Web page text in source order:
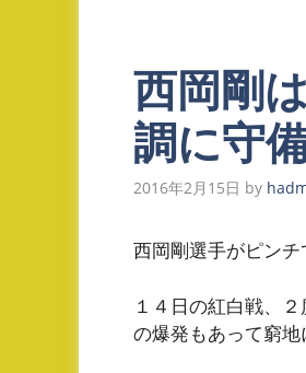
西岡剛
調に守
2016年2月15日 by
西岡剛選手がピンチ
１４日の紅白戦、
の爆発もあって窮地